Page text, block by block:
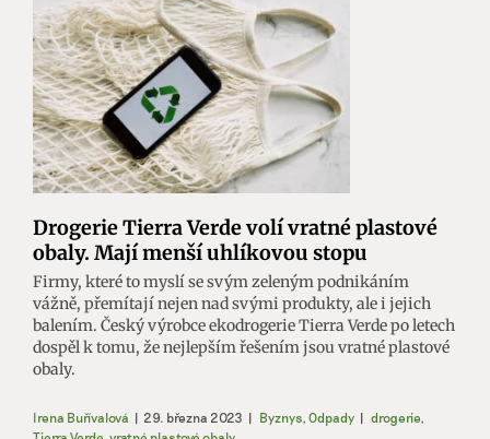
Drogerie Tierra Verde volí vratné plastové
obaly. Mají menší uhlíkovou stopu
Firmy, které to myslí se svým zeleným podnikáním
vážně, přemítají nejen nad svými produkty, ale i jejich
balením. Český výrobce ekodrogerie Tierra Verde po letech
dospěl k tomu, že nejlepším řešením jsou vratné plastové
obaly.
Irena Buřívalová | 29. března 2023 | Byznys, Odpady | drogerie,